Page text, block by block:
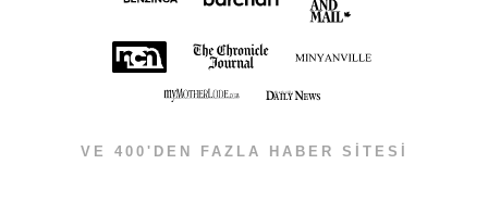
VE 400'DEN FAZLA HABER SİTESİ